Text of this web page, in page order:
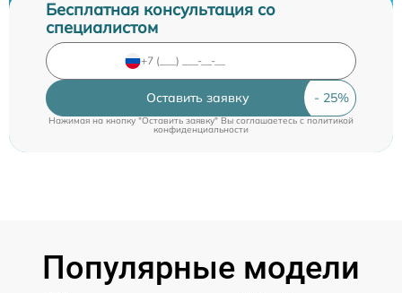
Бесплатная консультация со
специалистом
Оставить заявку
Нажимая на кнопку "Оставить заявку" Вы соглашаетесь cполитикой
конфиденциальности
Популярные модели